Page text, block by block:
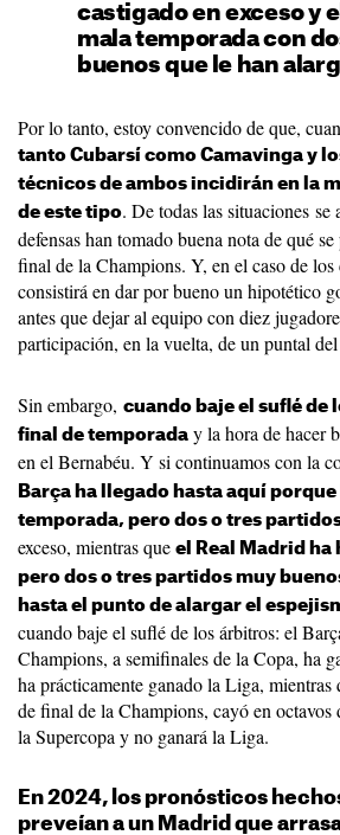
castigado en exceso y
mala temporada con
buenos que le han
Por lo tanto, estoy convencido de que,
tanto Cubarsí como Camavinga y
técnicos de ambos incidirán en la
de este tipo. De todas las situaciones
defensas han tomado buena nota de qué
final de la Champions. Y, en el caso de
consistirá en dar por bueno un hipotético
antes que dejar al equipo con diez
participación, en la vuelta, de un puntal
Sin embargo, cuando baje el suflé de
final de temporada y la hora de hacer
en el Bernabéu. Y si continuamos con la
Barça ha llegado hasta aquí
temporada, pero dos o tres
exceso, mientras que el Real Madrid ha
pero dos o tres partidos muy
hasta el punto de alargar el
cuando baje el suflé de los árbitros: el
Champions, a semifinales de la Copa, ha
ha prácticamente ganado la Liga,
de final de la Champions, cayó en
la Supercopa y no ganará la Liga.
En 2024, los pronósticos
preveían a un Madrid que